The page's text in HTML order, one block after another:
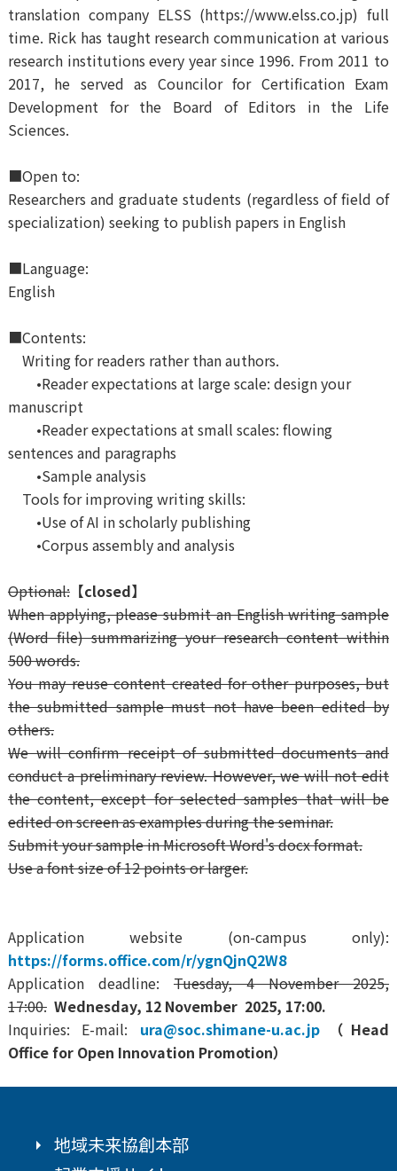
translation company ELSS (https://www.elss.co.jp) full
time. Rick has taught research communication at various
research institutions every year since 1996. From 2011 to
2017, he served as Councilor for Certification Exam
Development for the Board of Editors in the Life
Sciences.
■Open to:
Researchers and graduate students (regardless of field of
specialization) seeking to publish papers in English
■Language:
English
■Contents:
Writingfor readers rather than authors.
•Reader expectations at large scale: design your
manuscript
•Reader expectations at small scales: flowing
sentences and paragraphs
•Sampleanalysis
Tools for improving writing skills:
•Use of AI in scholarly publishing
•Corpus assembly and analysis
Optional:【closed】
When applying, please submit an English writing sample
(Word file) summarizing your research content within
500 words.
You may reuse content created for other purposes, but
the submitted sample must not have been edited by
others.
We will confirm receipt of submitted documents and
conduct a preliminary review. However, we will not edit
the content, except for selected samples that will be
edited on screen as examples during the seminar.
Submit your sample in Microsoft Word's docx format.
Use a font size of 12 points or larger.
Application website (on-campus only):
https://forms.office.com/r/ygnQjnQ2W8
Application deadline: Tuesday, 4 November 2025,
17:00. Wednesday, 12 November 2025, 17:00.
Inquiries: E-mail: ura@soc.shimane-u.ac.jp （Head
Office for Open Innovation Promotion）
地域未来協創本部